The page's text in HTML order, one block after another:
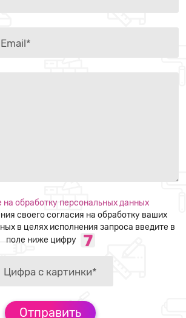
обработку персональных данных
своего согласия на обработку ваших
в целях исполнения запроса введите в
поле ниже цифру